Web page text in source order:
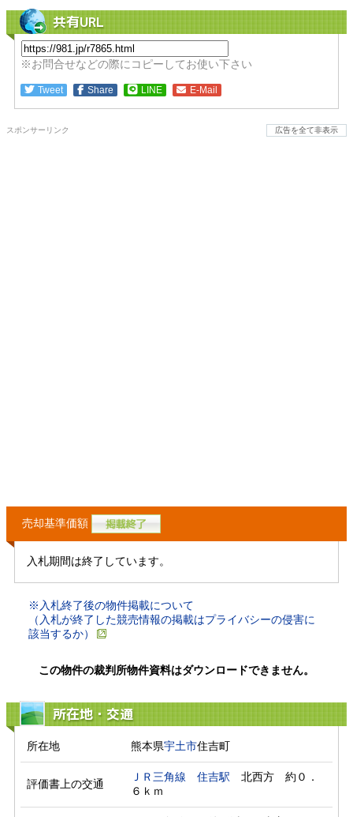
共有URL
※お問合せなどの際にコピーしてお使い下さい
Tweet Share LINE E-Mail
スポンサーリンク 広告を全て非表示
売却基準価額
入札期間は終了しています。
※入札終了後の物件掲載について
（入札が終了した競売情報の掲載はプライバシーの侵害に
該当するか）
この物件の裁判所物件資料はダウンロードできません。
所在地・交通
所在地 熊本県宇土市住吉町
評価書上の交通
ＪＲ三角線 住吉駅 北西方　約０．
６ｋｍ